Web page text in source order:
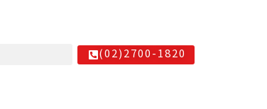
(02)2700-1820